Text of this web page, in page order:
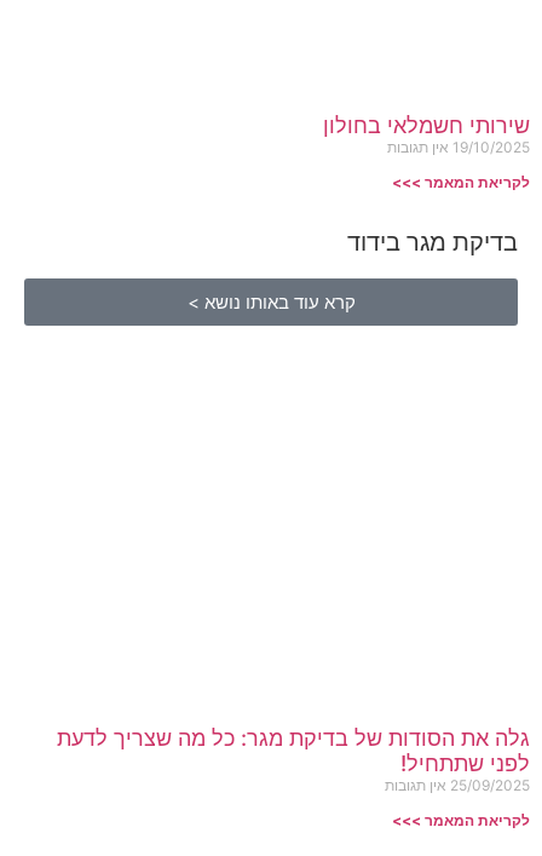
שירותי חשמלאי בחולון
19/10/2025 אין תגובות
לקריאת המאמר >>>
בדיקת מגר בידוד
קרא עוד באותו נושא >
גלה את הסודות של בדיקת מגר: כל מה שצריך לדעת
לפני שתתחיל!
25/09/2025 אין תגובות
לקריאת המאמר >>>